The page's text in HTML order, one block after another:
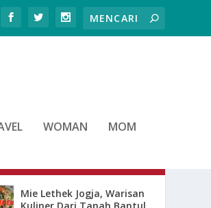
WOMAN MOM
Mie Lethek Jogja, Warisan